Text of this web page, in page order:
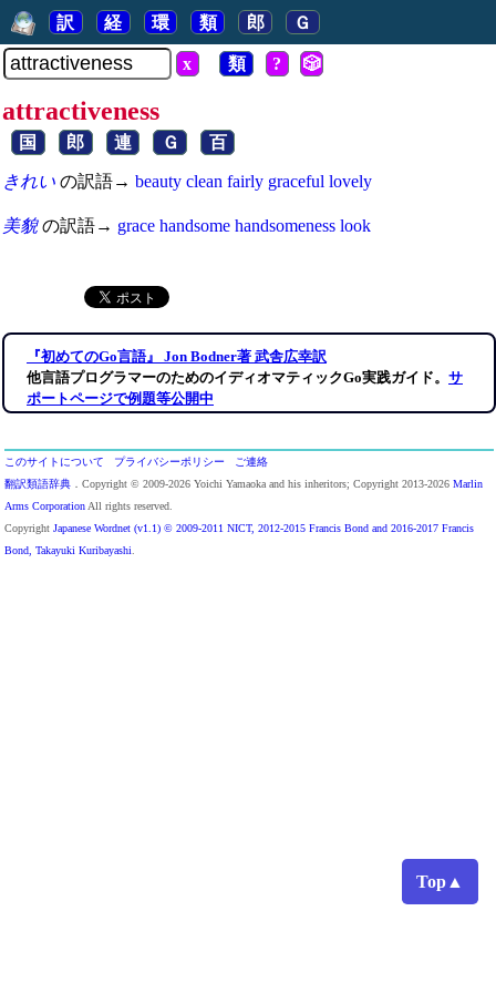
Top▲
訳 経 環 類 郎 Ｇ
x 類 ? 🎲
attractiveness
国 郎 連 Ｇ 百
きれい の訳語→ beauty clean fairly graceful lovely
美貌の訳語→ grace handsome handsomeness look
『初めてのGo言語』 Jon Bodner著 武舎広幸訳
他言語プログラマーのためのイディオマティックGo実践ガイド。 サ
ポートページで例題等公開中
このサイトについて プライバシーポリシー
ご連絡
翻訳類語辞典 ．Copyright © 2009-2026 Yoichi Yamaoka and his inheritors; Copyright 2013-2026 Marlin
Arms Corporation All rights reserved.
Copyright Japanese Wordnet (v1.1) © 2009-2011 NICT, 2012-2015 Francis Bond and 2016-2017 Francis
Bond, Takayuki Kuribayashi